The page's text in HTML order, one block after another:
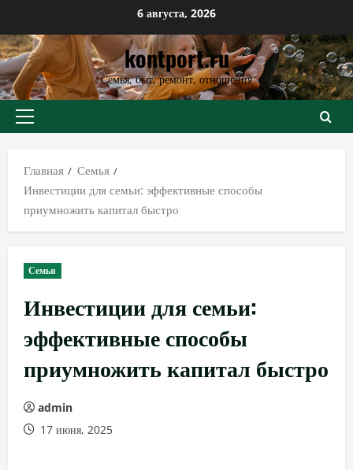
к
содержимому
6 августа, 2026
kontport.ru
Семья, быт, ремонт, отношения
Основное
Главная
Семья
Инвестиции для семьи: эффективные способы
приумножить капитал быстро
Семья
Инвестиции для семьи:
эффективные способы
приумножить капитал быстро
admin
17 июня, 2025